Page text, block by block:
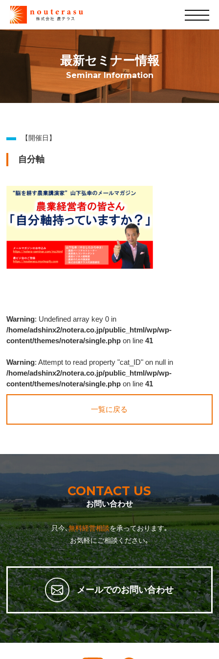
最新セミナー情報
Seminar Information
【開催日】
自分軸
Warning: Undefined array key 0 in
/home/adshinx2/notera.co.jp/public_html/wp/wp-
content/themes/notera/single.php on line41
Warning: Attempt to read property "cat_ID" on null in
/home/adshinx2/notera.co.jp/public_html/wp/wp-
content/themes/notera/single.php on line41
一覧に戻る
CONTACT US
お問い合わせ
只今､無料経営相談を承っております｡
お気軽にご相談ください｡
メールでのお問い合わせ